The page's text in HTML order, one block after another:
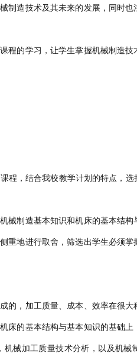
制造技术及其未来的发展，同时
程的学习，让学生掌握机械制造
，结合我校教学计划的特点，选
械制造基本知识和机床的基本结构
重地进行取舍，筛选出学生必须
的，加工质量、成本、效率在很大
床的基本结构与基本知识的基础
械加工质量技术分析，以及机械